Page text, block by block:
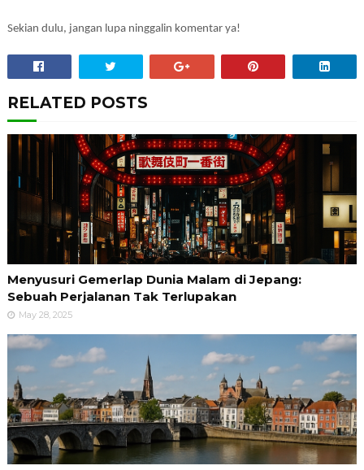
Sekian dulu, jangan lupa ninggalin komentar ya!
RELATED POSTS
Menyusuri Gemerlap Dunia Malam di Jepang:
Sebuah Perjalanan Tak Terlupakan
May 28, 2025